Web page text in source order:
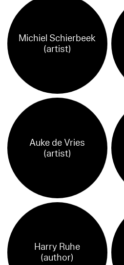
Michiel Schierbeek
(artist)
Auke de Vries
(artist)
Harry Ruhe
(author)